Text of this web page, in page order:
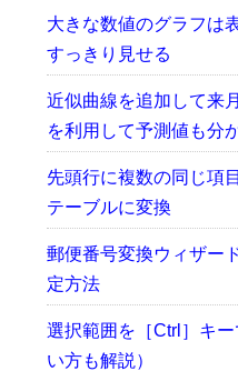
大きな数値のグラフは
すっきり見せる
近似曲線を追加して来
を利用して予測値も分
先頭行に複数の同じ項
テーブルに変換
郵便番号変換ウィザー
定方法
選択範囲を［Ctrl］キ
い方も解説）